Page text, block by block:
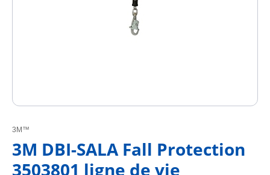
3M™
3M DBI-SALA Fall Protection
3503801 ligne de vie